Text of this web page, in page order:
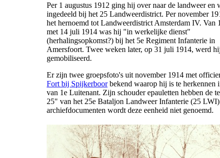
Per 1 augustus 1912 ging hij over naar de landweer en
ingedeeld bij het 25 Landweerdistrict. Per november
het hernoemd tot Landweerdistrict Amsterdam IV. Van
met 14 juli 1914 was hij "in werkelijke dienst"
(herhalingsopkomst?) bij het 5e Regiment Infanterie in
Amersfoort. Twee weken later, op 31 juli 1914, werd
gemobiliseerd.
Er zijn twee groepsfoto's uit november 1914 met
Fort bij Spijkerboorbekend waarop hij is te herkennen
van 1e Luitenant. Zijn schouder epauletten hebben de
25" van het 25e Bataljon Landweer Infanterie (25
archiefdocumenten wordt deze eenheid niet genoemd.